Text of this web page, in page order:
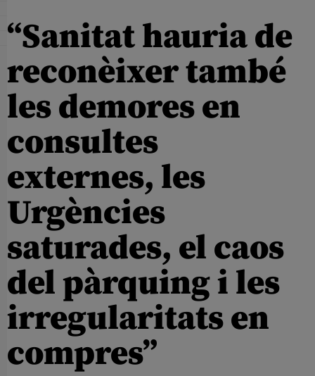
“Sanitat hauria de
reconèixer també
les demores en
consultes
externes, les
Urgències
saturades, el caos
del pàrquing i les
irregularitats en
compres”